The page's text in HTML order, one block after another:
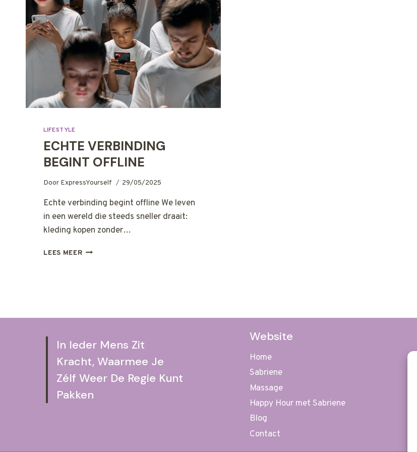
LIFESTYLE
ECHTE VERBINDING
BEGINT OFFLINE
Door ExpressYourself 29/05/2025
Echte verbinding begint offline We leven
in een wereld die steeds sneller draait:
kleding kopen zonder…
LEES MEERECHTE
In Ieder Mens Zit
Kracht, Waarmee Je
Zélf Weer De Regie Kunt
Pakken
Website
Home
Sabriene
Massage
Happy Hour met Sabriene
Blog
Contact